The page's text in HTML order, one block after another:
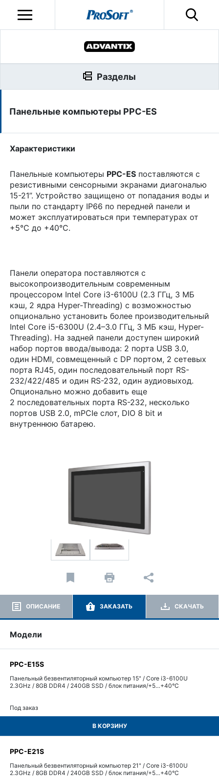
Панельные компьютеры PPC-ES
Характеристики
Панельные компьютеры PPC-ES поставляются с
резистивными сенсорными экранами диагональю
15-21”. Устройство защищено от попадания воды и
пыли по стандарту IP66 по передней панели и
может эксплуатироваться при температурах от
+5°С до +40°С.
Панели оператора поставляются с
высокопроизводительным современным
процессором Intel Core i3-6100U (2.3 ГГц, 3 МБ
кэш, 2 ядра Hyper-Threading) с возможностью
опционально установить более производительный
Intel Core i5-6300U (2.4–3.0 ГГц, 3 МБ кэш, Hyper-
Threading). На задней панели доступен широкий
набор портов ввода/вывода: 2 порта USB 3.0,
один HDMI, совмещенный с DP портом, 2 сетевых
порта RJ45, один последовательный порт RS-
232/422/485 и один RS-232, один аудиовыход.
Опционально можно добавить еще
2 последовательных порта RS-232, несколько
портов USB 2.0, mPCIe слот, DIO 8 bit и
внутреннюю батарею.
ОПИСАНИЕ ЗАКАЗАТЬ СКАЧАТЬ
Модели
PPC-E15S
Панельный безвентиляторный компьютер 15" / Core i3-6100U
2.3GHz / 8GB DDR4 / 240GB SSD / блок питания/+5…+40°С
Под заказ
В КОРЗИНУ
PPC-E21S
Панельный безвентиляторный компьютер 21" / Core i3-6100U
2.3GHz / 8GB DDR4 / 240GB SSD / блок питания/+5…+40°С
Разделы